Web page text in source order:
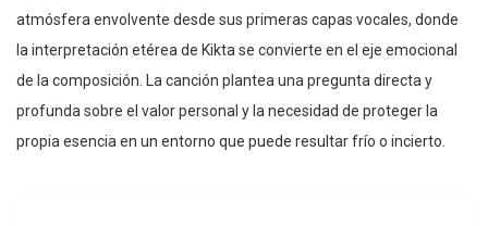
atmósfera envolvente desde sus primeras capas vocales, donde
la interpretación etérea de Kikta se convierte en el eje emocional
de la composición. La canción plantea una pregunta directa y
profunda sobre el valor personal y la necesidad de proteger la
propia esencia en un entorno que puede resultar frío o incierto.